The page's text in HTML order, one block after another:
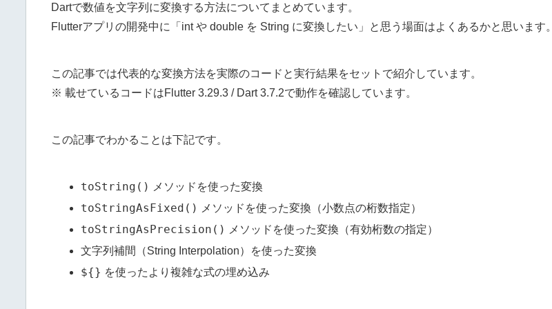
Dartで数値を文字列に変換する方法についてまとめています。
Flutterアプリの開発中に「int や double を String に変換したい」と思う場面はよくあるかと思います。
この記事では代表的な変換方法を実際のコードと実行結果をセットで紹介しています。
※ 載せているコードはFlutter 3.29.3 / Dart 3.7.2で動作を確認しています。
この記事でわかることは下記です。
toString() メソッドを使った変換
toStringAsFixed() メソッドを使った変換（小数点の桁数指定）
toStringAsPrecision()
メソッドを使った変換（有効桁数の指定）
文字列補間（String Interpolation）を使った変換
${} を使ったより複雑な式の埋め込み